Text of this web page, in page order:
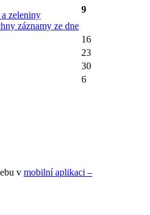
zeleniny
záznamy ze dne
9
16
23
30
6
v mobilní aplikaci –